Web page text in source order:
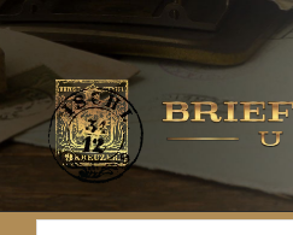
Zum
Inhalt
springen
Gehe zu ...